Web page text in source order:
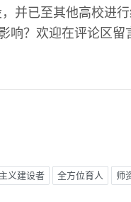
并已至其他高校进
响？欢迎在评论区留
义建设者 全方位育人 师